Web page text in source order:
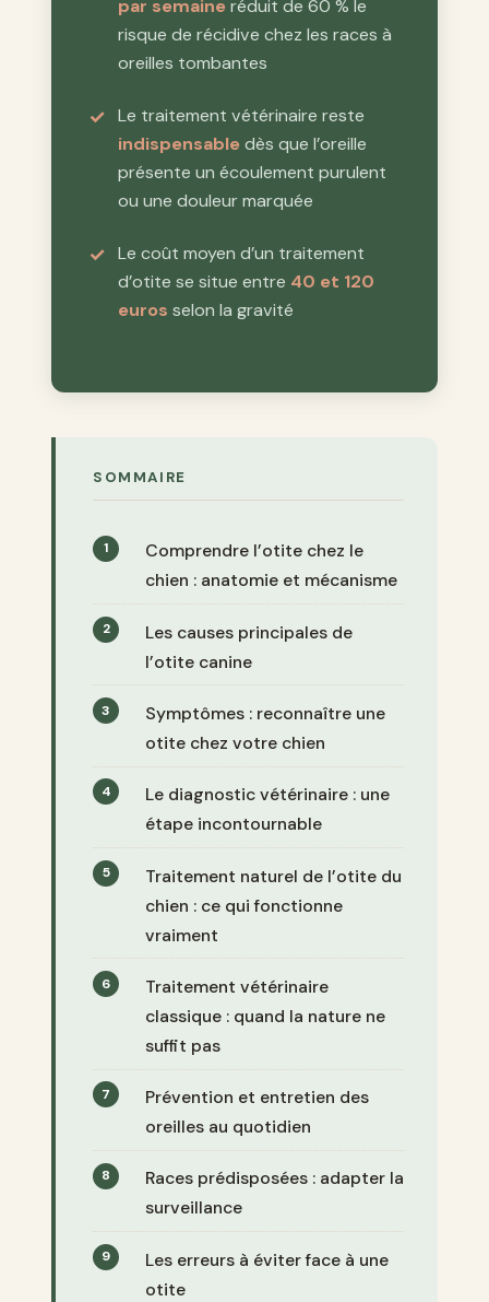
par semaineréduit de 60 % le
risque de récidive chez les races à
oreilles tombantes
Le traitement vétérinaire reste
indispensabledès que l’oreille
présente un écoulement purulent
ou une douleur marquée
Le coût moyen d’un traitement
d’otite se situe entre 40 et 120
euros selon la gravité
SOMMAIRE
Comprendre l’otite chez le
chien : anatomie et mécanisme
Les causes principales de
l’otite canine
Symptômes : reconnaître une
otite chez votre chien
Le diagnostic vétérinaire : une
étape incontournable
Traitement naturel de l’otite du
chien : ce qui fonctionne
vraiment
Traitement vétérinaire
classique : quand la nature ne
suffit pas
Prévention et entretien des
oreilles au quotidien
Races prédisposées : adapter la
surveillance
Les erreurs à éviter face à une
otite